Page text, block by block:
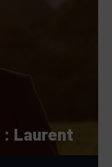
: Laurent